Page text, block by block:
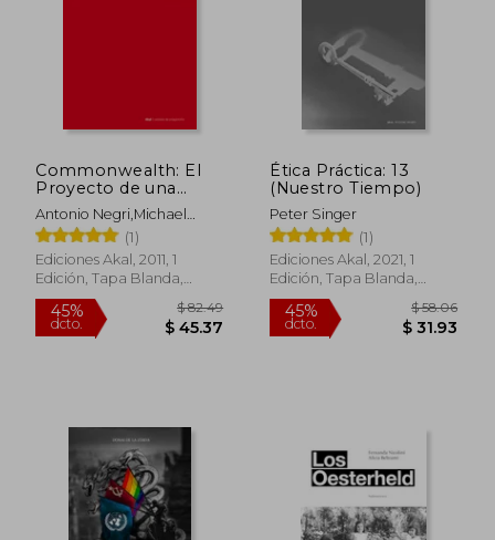
dcto.
40%
dcto.
Commonwealth: El
Proyecto de una
Revolución del
Común
Antonio Negri,Michael
Hardt
(1)
Ediciones Akal, 2011, 1
Edición, Tapa Blanda,
Nuevo
Ética Práctica: 13
(Nuestro Tiempo)
Peter Singer
(1)
Ediciones Akal, 2021, 1
Edición, Tapa Blanda,
Nuevo